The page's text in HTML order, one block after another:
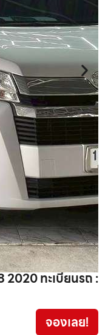
ทะเบียนรถ :
จองเลย!